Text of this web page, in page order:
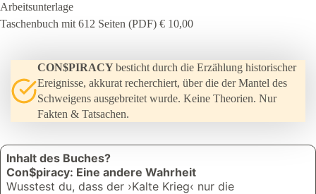
Arbeitsunterlage
Taschenbuch mit 612 Seiten (PDF) € 10,00
CON$PIRACYbesticht durch die Erzählung historischer
Ereignisse, akkurat recherchiert, über die der Mantel des
Schweigens ausgebreitet wurde. Keine Theorien. Nur
Fakten & Tatsachen.
Inhalt des Buches?
Con$piracy: Eine andere Wahrheit
Wusstest du, dass der ›Kalte Krieg‹ nur die